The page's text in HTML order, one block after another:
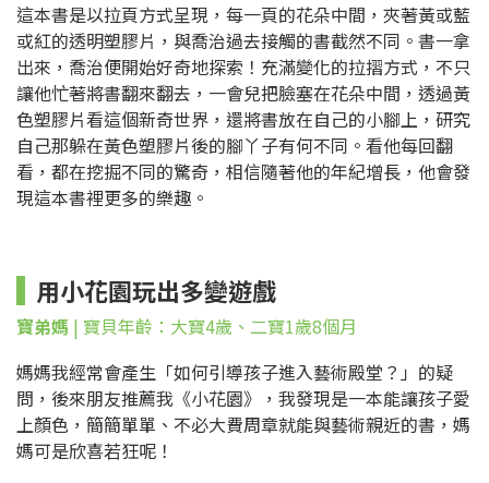
這本書是以拉頁方式呈現，每一頁的花朵中間，夾著黃或藍
或紅的透明塑膠片，與喬治過去接觸的書截然不同。書一拿
出來，喬治便開始好奇地探索！充滿變化的拉摺方式，不只
讓他忙著將書翻來翻去，一會兒把臉塞在花朵中間，透過黃
色塑膠片看這個新奇世界，還將書放在自己的小腳上，研究
自己那躲在黃色塑膠片後的腳丫子有何不同。看他每回翻
看，都在挖掘不同的驚奇，相信隨著他的年紀增長，他會發
現這本書裡更多的樂趣。
用小花園玩出多變遊戲
寶弟媽 | 寶貝年齡：大寶4歲、二寶1歲8個月
媽媽我經常會產生「如何引導孩子進入藝術殿堂？」的疑
問，後來朋友推薦我《小花園》，我發現是一本能讓孩子愛
上顏色，簡簡單單、不必大費周章就能與藝術親近的書，媽
媽可是欣喜若狂呢！